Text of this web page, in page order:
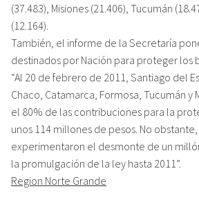
(37.483), Misiones (21.406), Tucumán
(12.164).
También, el informe de la Secretaría
destinados por Nación para proteger los
“Al 20 de febrero de 2011, Santiago del
Chaco, Catamarca, Formosa, Tucumán y
el 80% de las contribuciones para la
unos 114 millones de pesos. No
experimentaron el desmonte de un
la promulgación de la ley hasta 2011”.
Region Norte Grande